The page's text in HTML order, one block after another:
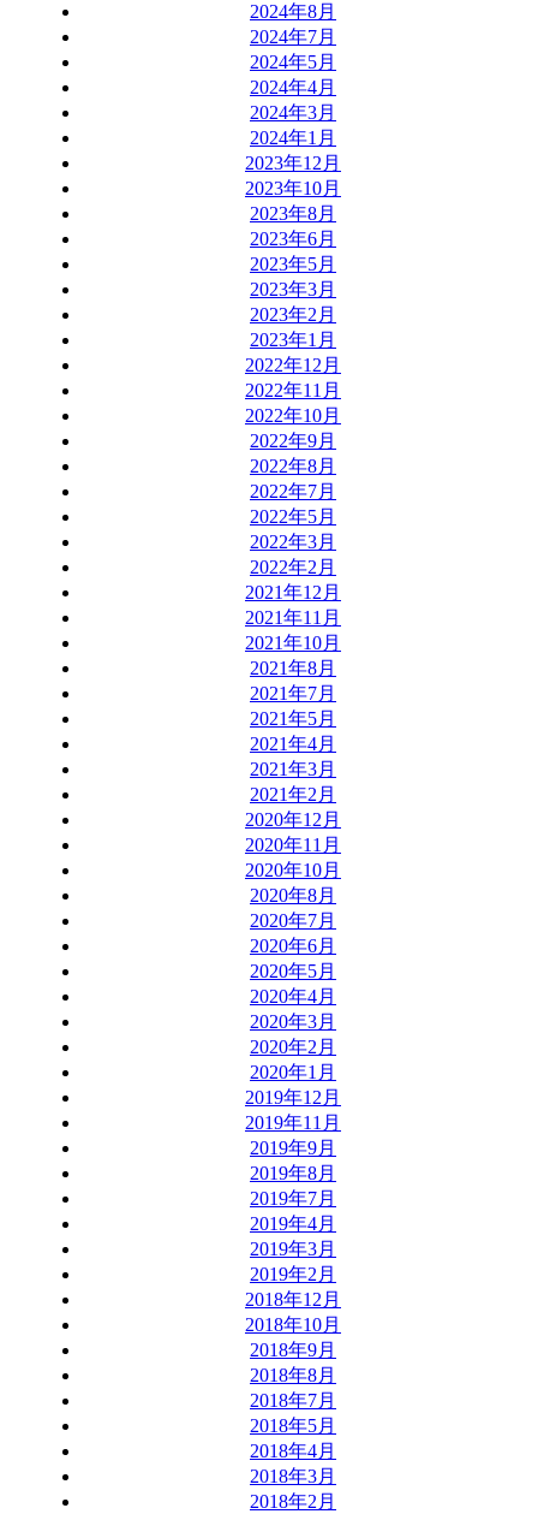
2024年8月
2024年7月
2024年5月
2024年4月
2024年3月
2024年1月
2023年12月
2023年10月
2023年8月
2023年6月
2023年5月
2023年3月
2023年2月
2023年1月
2022年12月
2022年11月
2022年10月
2022年9月
2022年8月
2022年7月
2022年5月
2022年3月
2022年2月
2021年12月
2021年11月
2021年10月
2021年8月
2021年7月
2021年5月
2021年4月
2021年3月
2021年2月
2020年12月
2020年11月
2020年10月
2020年8月
2020年7月
2020年6月
2020年5月
2020年4月
2020年3月
2020年2月
2020年1月
2019年12月
2019年11月
2019年9月
2019年8月
2019年7月
2019年4月
2019年3月
2019年2月
2018年12月
2018年10月
2018年9月
2018年8月
2018年7月
2018年5月
2018年4月
2018年3月
2018年2月